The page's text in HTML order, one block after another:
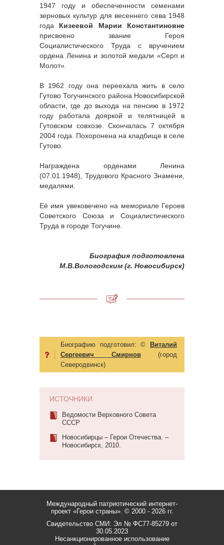
1947 году и обеспеченности семенами
зерновых культур для весеннего сева 1948
года Кизеевой Марии Константиновне
присвоено звание Героя
Социалистического Труда с вручением
ордена Ленина и золотой медали «Серп и
Молот».
В 1962 году она переехала жить в село
Гутово Тогучинского района Новосибирской
области, где до выхода на пенсию в 1972
году работала дояркой и телятницей в
Гутовском совхозе. Скончалась 7 октября
2004 года. Похоронена на кладбище в селе
Гутово.
Награждена орденами Ленина
(07.01.1948), Трудового Красного Знамени,
медалями.
Её имя увековечено на мемориале Героев
Советского Союза и Социалистического
Труда в городе Тогучине.
Биография подготовлена
М.В.Вологодским (г. Новосибирск)
Биографию подготовил:©
Виталий
Сергеевич Смирнов(город
Северодвинск)
ИСТОЧНИКИ
Ведомости Верховного Совета
СССР
Новосибирцы – Герои Отечества. –
Новосибирск, 2010.
Международный патриотический интернет-
проект «Герои страны». © 2000 - 2026 гг.
Свидетельство СМИ: Эл № ФС77-85279 от
30.05.2023
Несанкционированное использование